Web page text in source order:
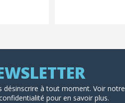
désinscrire à tout moment. Voirnotre
pour en savoir plus.